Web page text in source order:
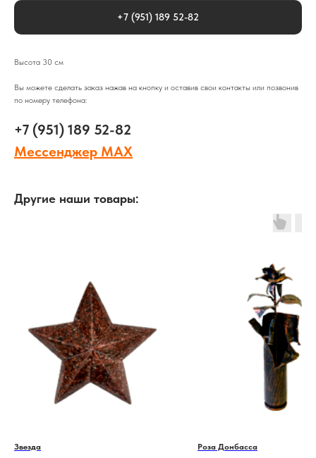
+7 (951) 189 52-82
Высота 30 см
Вы можете сделать заказ нажав на кнопку и оставив свои контакты или позвонив
по номеру телефона:
+7 (951) 189 52-82
Мессенджер MAX
Другие наши товары:
Звезда Роза Донбасса